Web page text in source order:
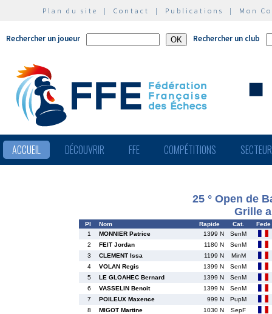
Plan du site | Contact | Publications | Mon
Rechercher un joueur Rechercher un club
ACCUEIL DÉCOUVRIR FFE COMPÉTITIONS
25 ° Open de
Grille
Pl Nom Rapide Cat.
Fede
1
MONNIER Patrice 1399 N
SenM
2
FEIT Jordan 1180 N
SenM
3
CLEMENT Issa 1199 N
MinM
4
VOLAN Regis 1399 N
SenM
5
LE GLOAHEC Bernard 1399 N
SenM
6
VASSELIN Benoit 1399 N
SenM
7
POILEUX Maxence 999 N
PupM
8
MIGOT Martine 1030 N
SepF